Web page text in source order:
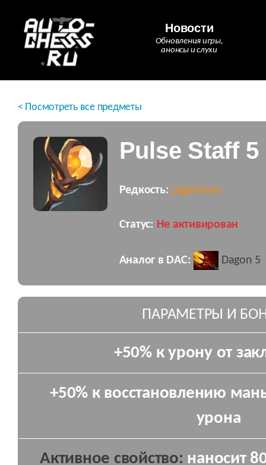
Новости
Обновления игры,
анонсы и слухи
< Посмотреть все предметы
Pulse Staff 5
Редкость: Legendary
Статус: Не активирован
Аналог в DAC: Dagon 5
ПАРАМЕТРЫ И
+50% к урону от
+50% к восстановлению
урона
Активное свойство: наносит